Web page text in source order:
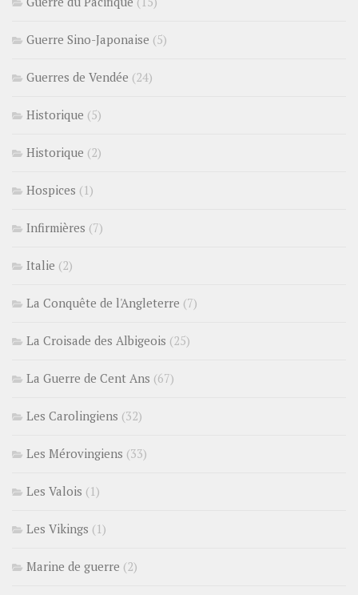
Guerre Sino-Japonaise (5)
Guerres de Vendée (24)
Historique (5)
Historique (2)
Hospices (1)
Infirmières (7)
Italie (2)
La Conquête de l'Angleterre (7)
La Croisade des Albigeois (25)
La Guerre de Cent Ans (67)
Les Carolingiens (32)
Les Mérovingiens (33)
Les Valois (1)
Les Vikings (1)
Marine de guerre (2)